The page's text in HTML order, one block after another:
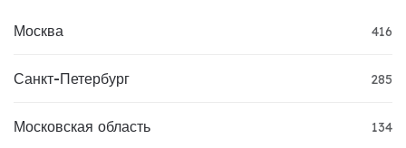
Москва 416
Санкт-Петербург 285
Московская область 134